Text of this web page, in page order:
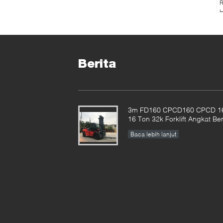
Berita
3m FD160 CPCD160 CPCD
16 Ton 32k Forklift Angkat
Baca lebih lanjut